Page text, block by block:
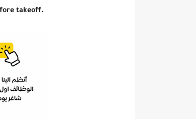
takeoff.